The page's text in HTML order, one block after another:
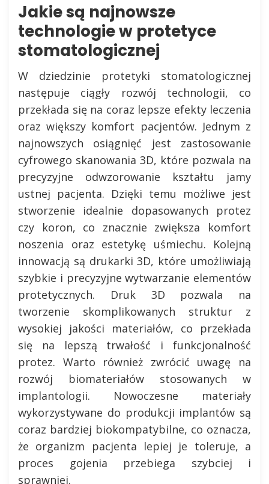
Jakie są najnowsze
technologie w protetyce
stomatologicznej
W dziedzinie protetyki stomatologicznej
następuje ciągły rozwój technologii, co
przekłada się na coraz lepsze efekty leczenia
oraz większy komfort pacjentów. Jednym z
najnowszych osiągnięć jest zastosowanie
cyfrowego skanowania 3D, które pozwala na
precyzyjne odwzorowanie kształtu jamy
ustnej pacjenta. Dzięki temu możliwe jest
stworzenie idealnie dopasowanych protez
czy koron, co znacznie zwiększa komfort
noszenia oraz estetykę uśmiechu. Kolejną
innowacją są drukarki 3D, które umożliwiają
szybkie i precyzyjne wytwarzanie elementów
protetycznych. Druk 3D pozwala na
tworzenie skomplikowanych struktur z
wysokiej jakości materiałów, co przekłada
się na lepszą trwałość i funkcjonalność
protez. Warto również zwrócić uwagę na
rozwój biomateriałów stosowanych w
implantologii. Nowoczesne materiały
wykorzystywane do produkcji implantów są
coraz bardziej biokompatybilne, co oznacza,
że organizm pacjenta lepiej je toleruje, a
proces gojenia przebiega szybciej i
sprawniej.